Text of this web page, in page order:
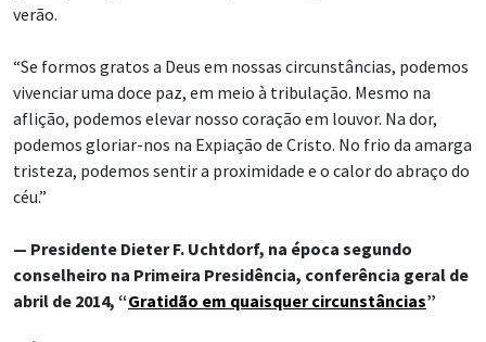
verão.
“Se formos gratos a Deus em nossas circunstâncias, podemos
vivenciar uma doce paz, em meio à tribulação. Mesmo na
aflição, podemos elevar nosso coração em louvor. Na dor,
podemos gloriar-nos na Expiação de Cristo. No frio da amarga
tristeza, podemos sentir a proximidade e o calor do abraço do
céu.”
— Presidente Dieter F. Uchtdorf, na época segundo
conselheiro na Primeira Presidência, conferência geral de
abril de 2014, “Gratidão em quaisquer circunstâncias”